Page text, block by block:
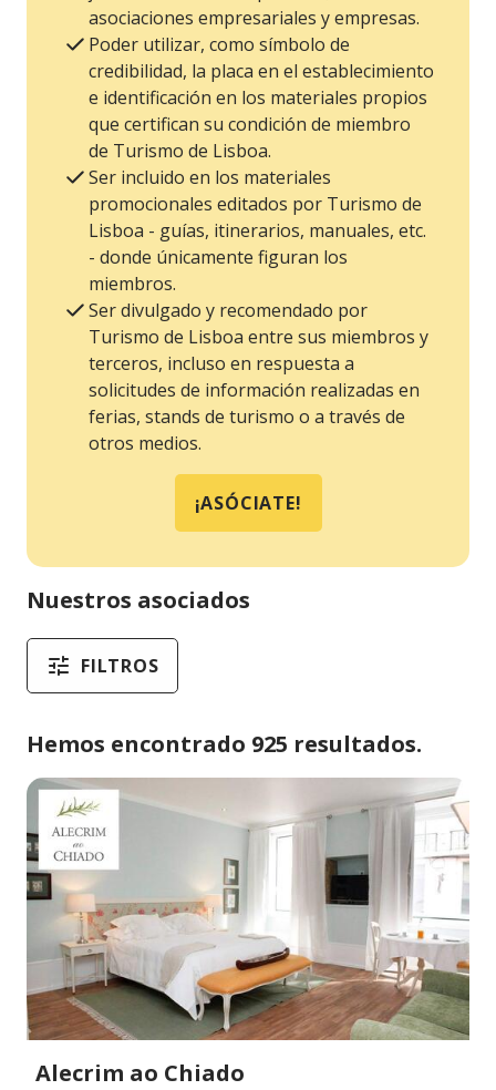
asociaciones empresariales y empresas.
Poder utilizar, como símbolo de
credibilidad, la placa en el establecimiento
e identificación en los materiales propios
que certifican su condición de miembro
de Turismo de Lisboa.
Ser incluido en los materiales
promocionales editados por Turismo de
Lisboa - guías, itinerarios, manuales, etc.
- donde únicamente figuran los
miembros.
Ser divulgado y recomendado por
Turismo de Lisboa entre sus miembros y
terceros, incluso en respuesta a
solicitudes de información realizadas en
ferias, stands de turismo o a través de
otros medios.
¡ASÓCIATE!
Nuestros asociados
FILTROS
Hemos encontrado 925 resultados.
Alecrim ao Chiado